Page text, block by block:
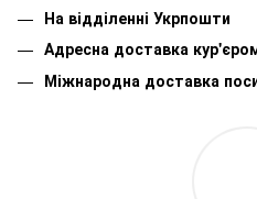
На відділенні Укрпошти
Адресна доставка
Міжнародна доставка